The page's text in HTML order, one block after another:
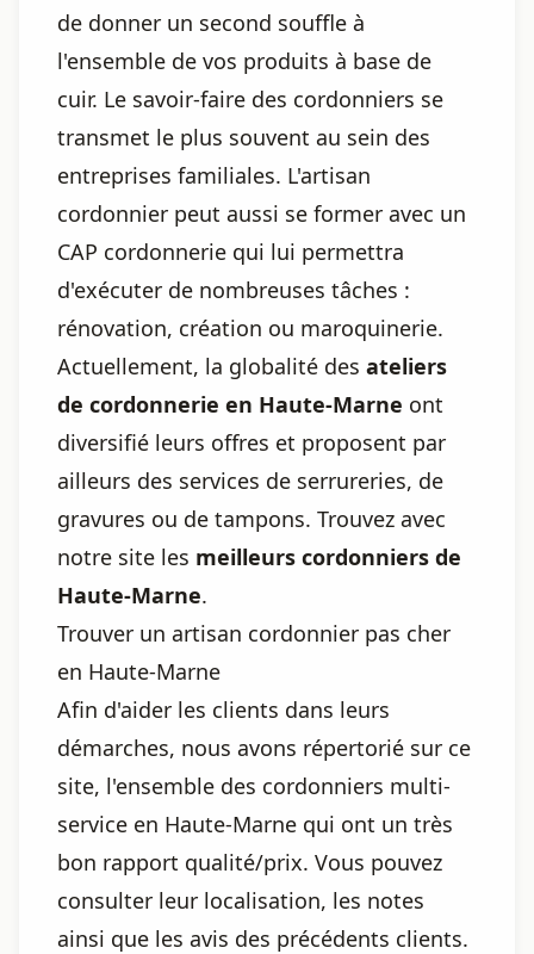
de donner un second souffle à
l'ensemble de vos produits à base de
cuir. Le savoir-faire des cordonniers se
transmet le plus souvent au sein des
entreprises familiales. L'artisan
cordonnier peut aussi se former avec un
CAP cordonnerie qui lui permettra
d'exécuter de nombreuses tâches :
rénovation, création ou maroquinerie.
Actuellement, la globalité des ateliers
de cordonnerie en Haute-Marne ont
diversifié leurs offres et proposent par
ailleurs des services de serrureries, de
gravures ou de tampons. Trouvez avec
notre site les meilleurs cordonniers de
Haute-Marne.
Trouver un artisan cordonnier pas cher
en Haute-Marne
Afin d'aider les clients dans leurs
démarches, nous avons répertorié sur ce
site, l'ensemble des cordonniers multi-
service en Haute-Marne qui ont un très
bon rapport qualité/prix. Vous pouvez
consulter leur localisation, les notes
ainsi que les avis des précédents clients.